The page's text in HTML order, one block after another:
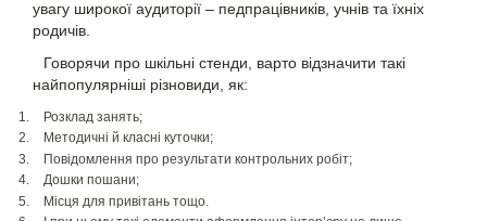
увагу широкої аудиторії – педпрацівників, учнів та їхніх
родичів.
Говорячи про шкільні стенди, варто відзначити такі
найпопулярніші різновиди, як:
Розклад занять;
Методичні й класні куточки;
Повідомлення про результати контрольних робіт;
Дошки пошани;
Місця для привітань тощо.